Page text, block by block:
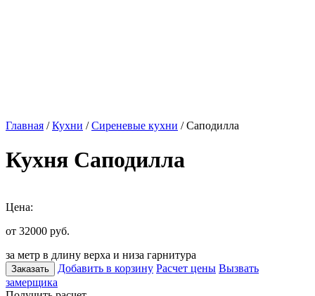
Главная /Кухни /Сиреневые кухни / Саподилла
Кухня Саподилла
Цена:
от 32000 руб.
за метр в длину верха и низа гарнитура
Заказать Добавить в корзину Расчет цены Вызвать
замерщика